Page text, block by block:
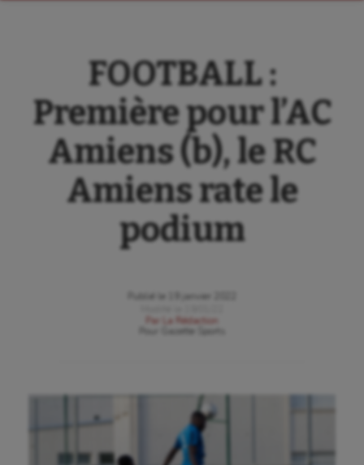
FOOTBALL :
Première pour l’AC
Amiens (b), le RC
Amiens rate le
podium
Publié le
19 janvier 2022
Par
La Rédaction
Gazette Sports